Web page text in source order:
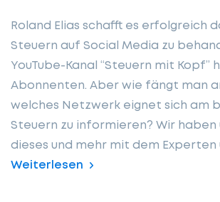
Roland Elias schafft es erfolgreich
Steuern auf Social Media zu
YouTube-Kanal “Steuern mit Kopf”
Abonnenten. Aber wie fängt man
welches Netzwerk eignet sich am
Steuern zu informieren? Wir haben
dieses und mehr mit dem
Weiterlesen